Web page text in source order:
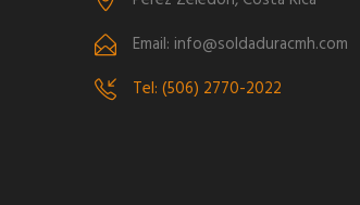
Email: info@soldaduracmh.com
Tel: (506) 2770-2022